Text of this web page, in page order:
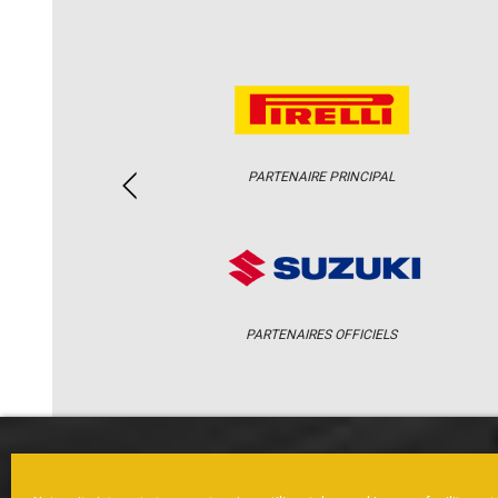
PARTENAIRE PRINCIPAL
PARTENAIRES OFFICIELS